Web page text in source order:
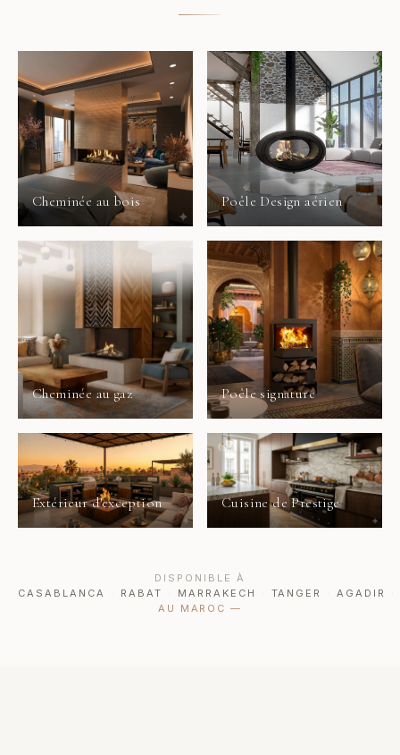
Cheminée au bois Poêle Design aérien
Cheminée au gaz Poêle signature
Extérieur d'exception Cuisine de Prestige
DISPONIBLE À
CASABLANCA
· RABAT · MARRAKECH · TANGER · AGADIR
·
AU MAROC —